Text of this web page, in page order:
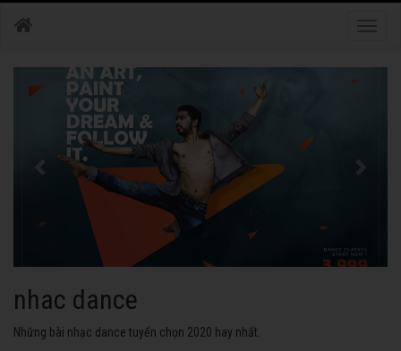
nhac dance
Những bài nhạc dance tuyển chọn 2020 hay nhất.